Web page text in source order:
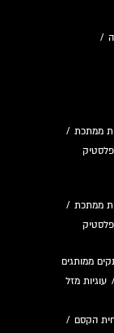
/
ממתכת /
ממתכת /
ממותגים
/ עוגיות מזל
הקסם /